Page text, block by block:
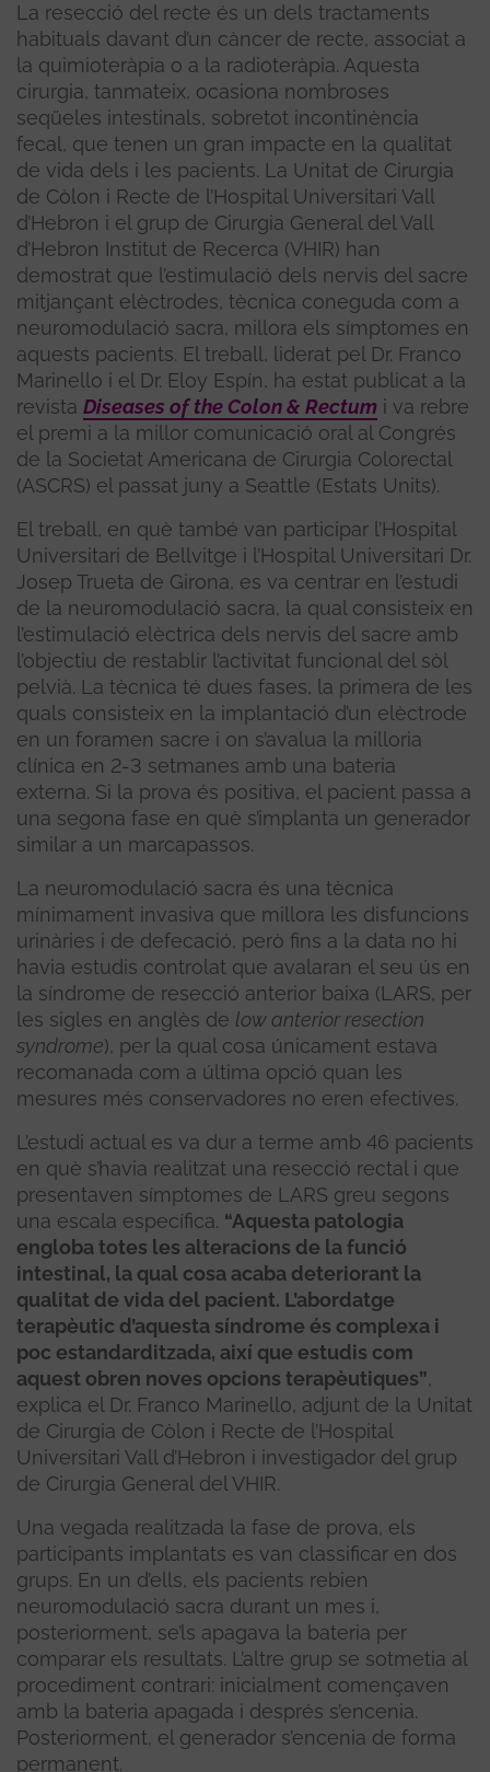
La resecció del recte és un dels tractaments
habituals davant d’un càncer de recte, associat a
la quimioteràpia o a la radioteràpia. Aquesta
cirurgia, tanmateix, ocasiona nombroses
seqüeles intestinals, sobretot incontinència
fecal, que tenen un gran impacte en la qualitat
de vida dels i les pacients. La Unitat de Cirurgia
de Còlon i Recte de l’Hospital Universitari Vall
d’Hebron i el grup de Cirurgia General del Vall
d’Hebron Institut de Recerca (VHIR) han
demostrat que l’estimulació dels nervis del sacre
mitjançant elèctrodes, tècnica coneguda com a
neuromodulació sacra, millora els símptomes en
aquests pacients. El treball, liderat pel Dr. Franco
Marinello i el Dr. Eloy Espín, ha estat publicat a la
revista Diseases of the Colon & Rectum i va rebre
el premi a la millor comunicació oral al Congrés
de la Societat Americana de Cirurgia Colorectal
(ASCRS) el passat juny a Seattle (Estats Units).
El treball, en què també van participar l’Hospital
Universitari de Bellvitge i l’Hospital Universitari Dr.
Josep Trueta de Girona, es va centrar en l’estudi
de la neuromodulació sacra, la qual consisteix en
l’estimulació elèctrica dels nervis del sacre amb
l’objectiu de restablir l’activitat funcional del sòl
pelvià. La tècnica té dues fases, la primera de les
quals consisteix en la implantació d’un elèctrode
en un foramen sacre i on s’avalua la milloria
clínica en 2-3 setmanes amb una bateria
externa. Si la prova és positiva, el pacient passa a
una segona fase en què s’implanta un generador
similar a un marcapassos.
La neuromodulació sacra és una tècnica
mínimament invasiva que millora les disfuncions
urinàries i de defecació, però fins a la data no hi
havia estudis controlat que avalaran el seu ús en
la síndrome de resecció anterior baixa (LARS, per
les sigles en anglès de low anterior resection
syndrome), per la qual cosa únicament estava
recomanada com a última opció quan les
mesures més conservadores no eren efectives.
L’estudi actual es va dur a terme amb 46 pacients
en què s’havia realitzat una resecció rectal i que
presentaven símptomes de LARS greu segons
una escala específica. “Aquesta patologia
engloba totes les alteracions de la funció
intestinal, la qual cosa acaba deteriorant la
qualitat de vida del pacient. L’abordatge
terapèutic d’aquesta síndrome és complexa i
poc estandarditzada, així que estudis com
aquest obren noves opcions terapèutiques”,
explica el Dr. Franco Marinello, adjunt de la Unitat
de Cirurgia de Còlon i Recte de l’Hospital
Universitari Vall d’Hebron i investigador del grup
de Cirurgia General del VHIR.
Una vegada realitzada la fase de prova, els
participants implantats es van classificar en dos
grups. En un d’ells, els pacients rebien
neuromodulació sacra durant un mes i,
posteriorment, se’ls apagava la bateria per
comparar els resultats. L’altre grup se sotmetia al
procediment contrari: inicialment començaven
amb la bateria apagada i després s’encenia.
Posteriorment, el generador s’encenia de forma
permanent.